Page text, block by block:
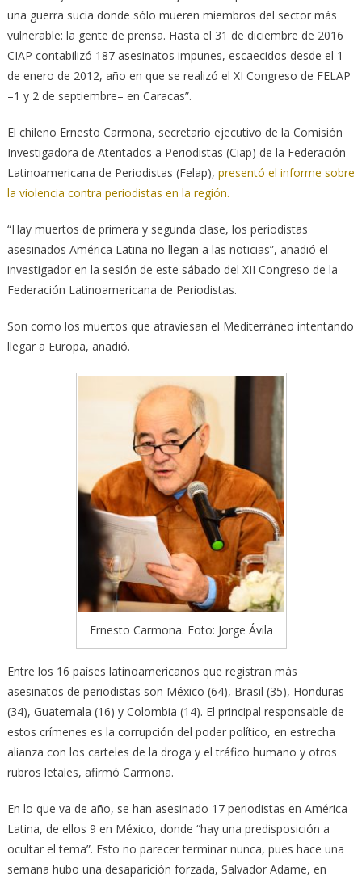
una guerra sucia donde sólo mueren miembros del sector más
vulnerable: la gente de prensa. Hasta el 31 de diciembre de 2016
CIAP contabilizó 187 asesinatos impunes, escaecidos desde el 1
de enero de 2012, año en que se realizó el XI Congreso de FELAP
–1 y 2 de septiembre– en Caracas”.
El chileno Ernesto Carmona, secretario ejecutivo de la Comisión
Investigadora de Atentados a Periodistas (Ciap) de la Federación
Latinoamericana de Periodistas (Felap), presentó el informe sobre
la violencia contra periodistas en la región.
“Hay muertos de primera y segunda clase, los periodistas
asesinados América Latina no llegan a las noticias”, añadió el
investigador en la sesión de este sábado del XII Congreso de la
Federación Latinoamericana de Periodistas.
Son como los muertos que atraviesan el Mediterráneo intentando
llegar a Europa, añadió.
Ernesto Carmona. Foto: Jorge Ávila
Entre los 16 países latinoamericanos que registran más
asesinatos de periodistas son México (64), Brasil (35), Honduras
(34), Guatemala (16) y Colombia (14). El principal responsable de
estos crímenes es la corrupción del poder político, en estrecha
alianza con los carteles de la droga y el tráfico humano y otros
rubros letales, afirmó Carmona.
En lo que va de año, se han asesinado 17 periodistas en América
Latina, de ellos 9 en México, donde “hay una predisposición a
ocultar el tema”. Esto no parecer terminar nunca, pues hace una
semana hubo una desaparición forzada, Salvador Adame, en